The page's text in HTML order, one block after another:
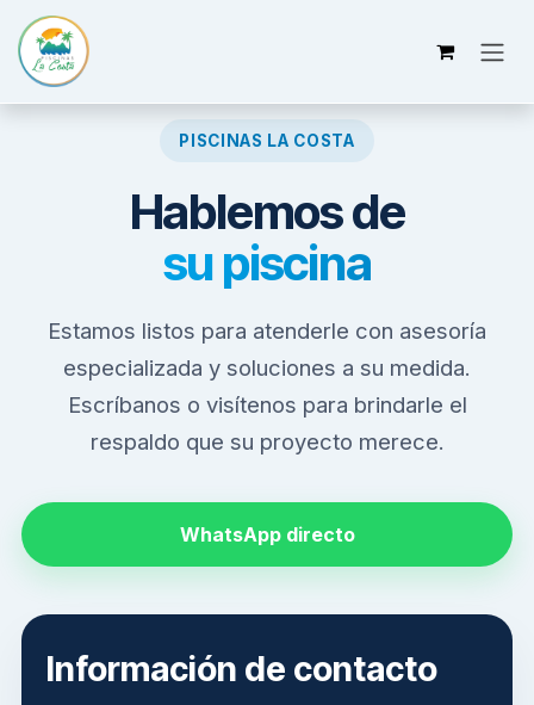
Ir al contenido
PISCINAS LA COSTA
Hablemos de
su piscina
Estamos listos para atenderle con asesoría
especializada y soluciones a su medida.
Escríbanos o visítenos para brindarle el
respaldo que su proyecto merece.
WhatsApp directo
Información de contacto